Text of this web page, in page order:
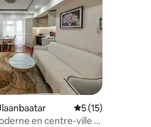
de 46 commentaires : 4,98 sur 5
Évaluation
5 (15)
en centre-ville à